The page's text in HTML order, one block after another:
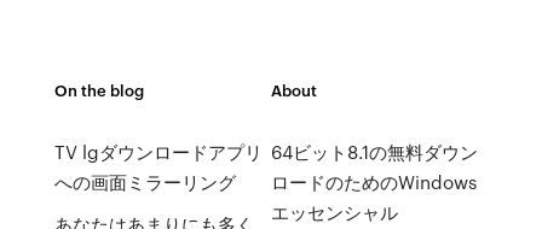
On the blog
TV lgダウンロードアプリ
への画面ミラーリング
あなたはあまりにも多く
About
64ビット8.1の無料ダウン
ロードのためのWindows
エッセンシャル